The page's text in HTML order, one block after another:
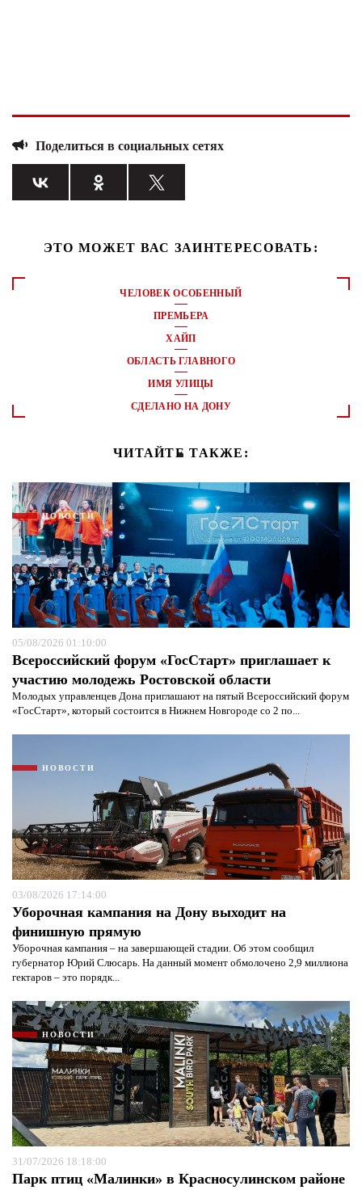
Поделиться в социальных сетях
ЭТО МОЖЕТ ВАС ЗАИНТЕРЕСОВАТЬ:
ЧЕЛОВЕК ОСОБЕННЫЙ
ПРЕМЬЕРА
ХАЙП
ОБЛАСТЬ ГЛАВНОГО
ИМЯ УЛИЦЫ
СДЕЛАНО НА ДОНУ
ЧИТАЙТЕ ТАКЖЕ:
НОВОСТИ
05/08/2026 01:10:00
Всероссийский форум «ГосСтарт» приглашает к
участию молодежь Ростовской области
Молодых управленцев Дона приглашают на пятый Всероссийский форум
«ГосСтарт», который состоится в Нижнем Новгороде со 2 по...
НОВОСТИ
03/08/2026 17:14:00
Уборочная кампания на Дону выходит на
финишную прямую
Уборочная кампания – на завершающей стадии. Об этом сообщил
губернатор Юрий Слюсарь. На данный момент обмолочено 2,9 миллиона
гектаров – это порядк...
НОВОСТИ
31/07/2026 18:18:00
Парк птиц «Малинки» в Красносулинском районе